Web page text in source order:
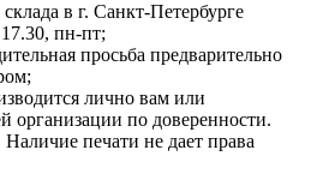
в г. Санкт-Петербурге
пн-пт;
просьба предварительно
лично вам или
организации по доверенности.
печати не дает права